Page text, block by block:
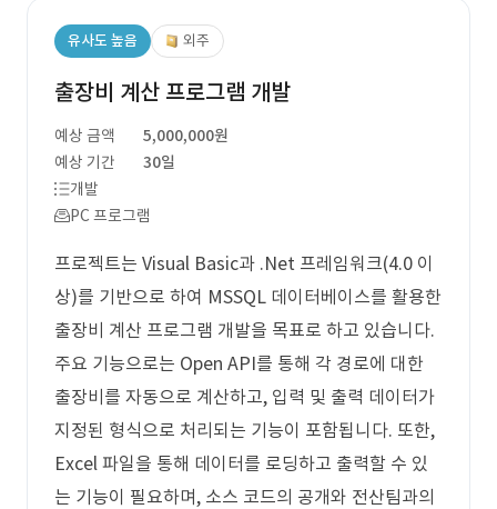
유사도 높음 외주
출장비 계산 프로그램 개발
예상 금액
5,000,000원
예상 기간
30일
개발
PC 프로그램
프로젝트는 Visual Basic과 .Net 프레임워크(4.0 이
상)를 기반으로 하여 MSSQL 데이터베이스를 활용한
출장비 계산 프로그램 개발을 목표로 하고 있습니다.
주요 기능으로는 Open API를 통해 각 경로에 대한
출장비를 자동으로 계산하고, 입력 및 출력 데이터가
지정된 형식으로 처리되는 기능이 포함됩니다. 또한,
Excel 파일을 통해 데이터를 로딩하고 출력할 수 있
는 기능이 필요하며, 소스 코드의 공개와 전산팀과의